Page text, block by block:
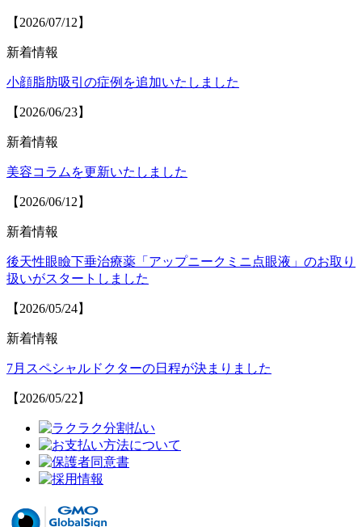
【2026/07/12】
新着情報
小顔脂肪吸引の症例を追加いたしました
【2026/06/23】
新着情報
美容コラムを更新いたしました
【2026/06/12】
新着情報
後天性眼瞼下垂治療薬「アップニークミニ点眼液」のお取り
扱いがスタートしました
【2026/05/24】
新着情報
7月スペシャルドクターの日程が決まりました
【2026/05/22】